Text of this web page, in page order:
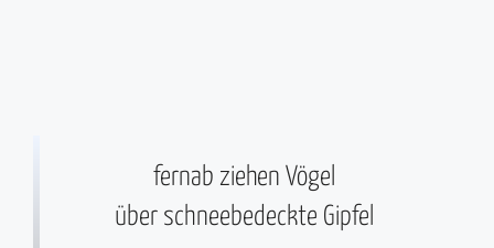
fernab ziehen Vögel
über schneebedeckte Gipfel